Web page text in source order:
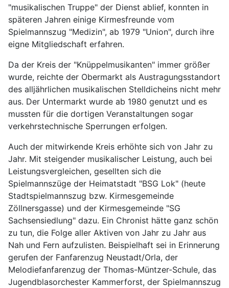
"musikalischen Truppe" der Dienst ablief, konnten in
späteren Jahren einige Kirmesfreunde vom
Spielmannszug "Medizin", ab 1979 "Union", durch ihre
eigne Mitgliedschaft erfahren.
Da der Kreis der "Knüppelmusikanten" immer größer
wurde, reichte der Obermarkt als Austragungsstandort
des alljährlichen musikalischen Stelldicheins nicht mehr
aus. Der Untermarkt wurde ab 1980 genutzt und es
mussten für die dortigen Veranstaltungen sogar
verkehrstechnische Sperrungen erfolgen.
Auch der mitwirkende Kreis erhöhte sich von Jahr zu
Jahr. Mit steigender musikalischer Leistung, auch bei
Leistungsvergleichen, gesellten sich die
Spielmannszüge der Heimatstadt "BSG Lok" (heute
Stadtspielmannszug bzw. Kirmesgemeinde
Zöllnersgasse) und der Kirmesgemeinde "SG
Sachsensiedlung" dazu. Ein Chronist hätte ganz schön
zu tun, die Folge aller Aktiven von Jahr zu Jahr aus
Nah und Fern aufzulisten. Beispielhaft sei in Erinnerung
gerufen der Fanfarenzug Neustadt/Orla, der
Melodiefanfarenzug der Thomas-Müntzer-Schule, das
Jugendblasorchester Kammerforst, der Spielmannszug